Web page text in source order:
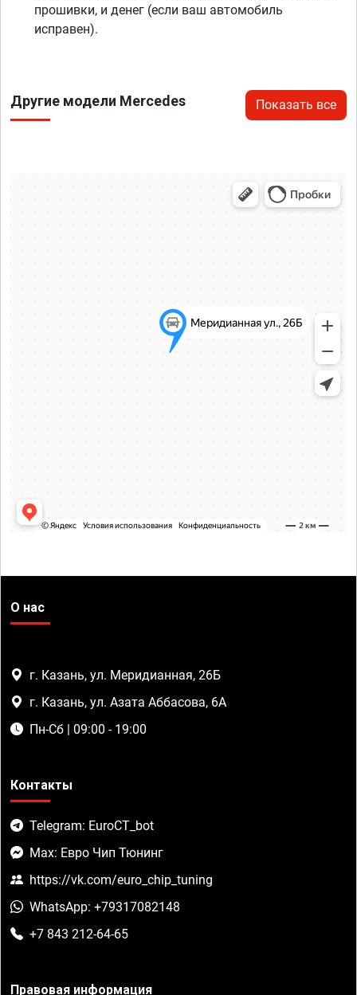
прошивки, и денег (если ваш автомобиль
исправен).
Другие модели Mercedes Показать все
О нас
г. Казань, ул. Меридианная, 26Б
г. Казань, ул. Азата Аббасова, 6А
Пн-Сб | 09:00 - 19:00
Контакты
Telegram: EuroCT_bot
Max: Евро Чип Тюнинг
https://vk.com/euro_chip_tuning
WhatsApp: +79317082148
+7 843 212-64-65
Правовая информация